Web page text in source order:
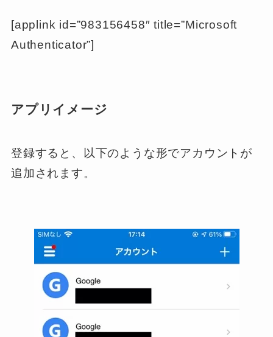
[applink id=”983156458″ title=”Microsoft
Authenticator”]
アプリイメージ
登録すると、以下のような形でアカウントが
追加されます。